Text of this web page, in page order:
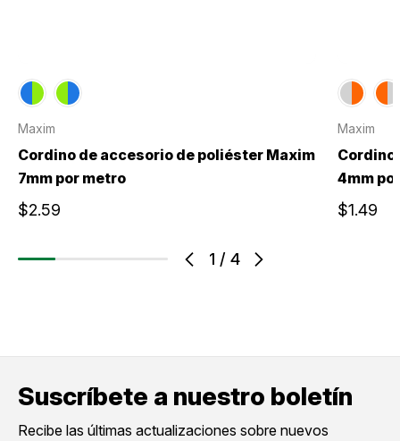
1 / 4
Maxim
Cordino de accesorio de poliéster Maxim
7mm por metro
$2.59
Maxim
Cordino
4mm
$1.49
Suscríbete a nuestro boletín
Recibe las últimas actualizaciones sobre nuevos